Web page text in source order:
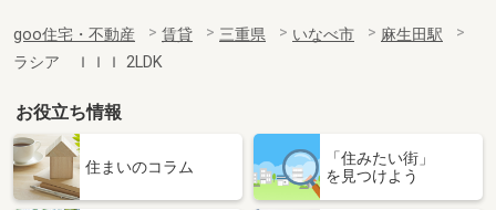
goo住宅・不動産 賃貸 三重県 いなべ市
麻生田駅
ラシア ＩＩＩ 2LDK
お役立ち情報
住まいのコラム
「住みたい街」
を見つけよう